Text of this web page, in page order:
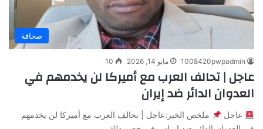
صحافة
1008420pwpadmin مايو 14, 2026 10
عاجل | تحالف العرب مع أميركا لن يخدمهم في
العدوان الدائر ضد إيران
عاجل
ملخص الخبر:عاجل | تحالف العرب مع أميركا لن يخدمهم